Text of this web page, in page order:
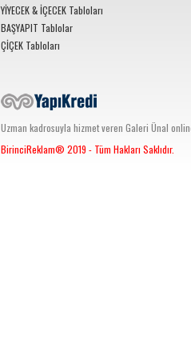
YİYECEK & İÇECEK Tabloları
BAŞYAPIT Tablolar
ÇİÇEK Tabloları
Uzman kadrosuyla hizmet veren Galeri Ünal
BirinciReklam® 2019 - Tüm Hakları Saklıdır.